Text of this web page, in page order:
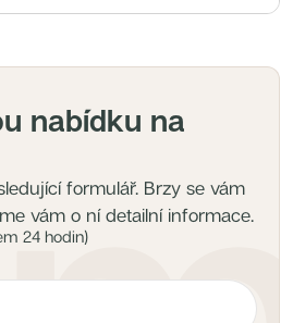
nabídku na
formulář. Brzy se vám
vám o ní detailní informace.
24 hodin)